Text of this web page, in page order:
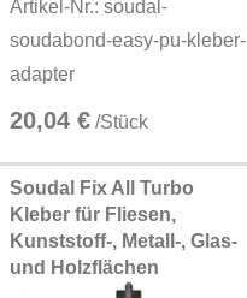
Artikel-Nr.: soudal-
soudabond-easy-pu-kleber-
adapter
20,04 € /Stück
Soudal Fix All Turbo
Kleber für Fliesen,
Kunststoff-, Metall-, Glas-
und Holzflächen